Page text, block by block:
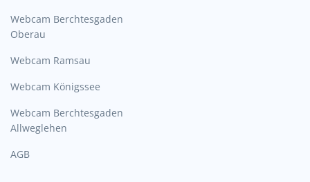
Webcam Berchtesgaden
Oberau
Webcam Ramsau
Webcam Königssee
Webcam Berchtesgaden
Allweglehen
AGB